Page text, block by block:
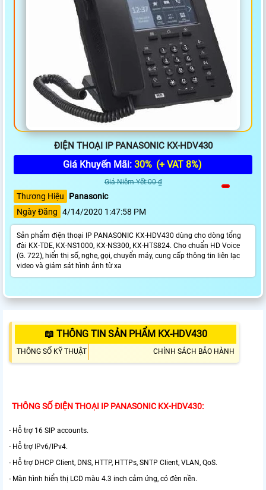
ĐIỆN THOẠI IP PANASONIC KX-HDV430
Giá Khuyến Mãi: 30% (+ VAT 8%)
Giá Niêm Yết:00 ₫
Thương Hiệu
Panasonic
Ngày Đăng 4/14/2020 1:47:58 PM
Sản phẩm điện thoại IP PANASONIC KX-HDV430 dùng cho dòng tổng
đài KX-TDE, KX-NS1000, KX-NS300, KX-HTS824. Cho chuẩn HD Voice
(G. 722), hiển thị số, nghe, gọi, chuyển máy, cung cấp thông tin liên lạc
video và giám sát hình ảnh từ xa
📖 THÔNG TIN SẢN PHẨM KX-HDV430
THÔNG SỐ KỸ THUẬT CHÍNH SÁCH BẢO HÀNH
THÔNG SỐ ĐIỆN THOẠI IP PANASONIC KX-HDV430:
- Hỗ trợ 16 SIP accounts.
- Hỗ trợ IPv6/IPv4.
- Hỗ trợ DHCP Client, DNS, HTTP, HTTPs, SNTP Client, VLAN, QoS.
- Màn hình hiển thị LCD màu 4.3 inch cảm ứng, có đèn nền.